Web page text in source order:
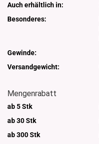
Auch erhältlich in:
Besonderes:
Gewinde:
Versandgewicht:
Mengenrabatt
ab 5 Stk
ab 30 Stk
ab 300 Stk